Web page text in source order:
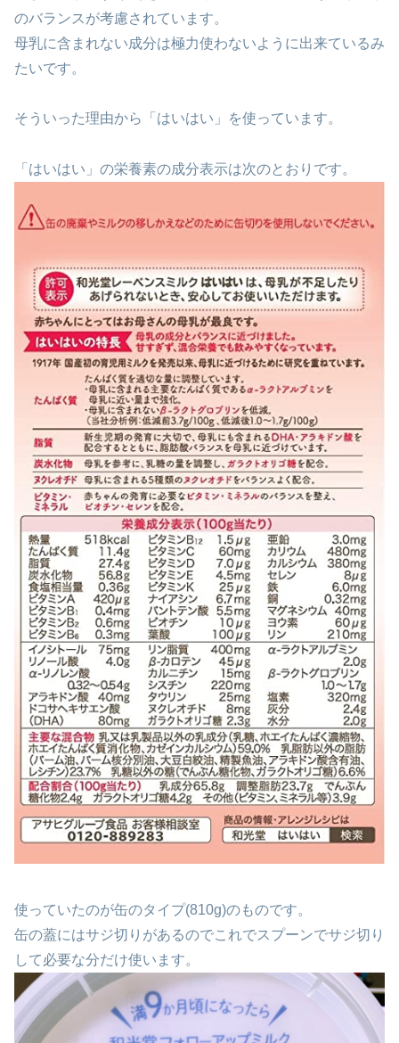
のバランスが考慮されています。
母乳に含まれない成分は極力使わないように出来ているみ
たいです。
そういった理由から「はいはい」を使っています。
「はいはい」の栄養素の成分表示は次のとおりです。
使っていたのが缶のタイプ(810g)のものです。
缶の蓋にはサジ切りがあるのでこれでスプーンでサジ切り
して必要な分だけ使います。